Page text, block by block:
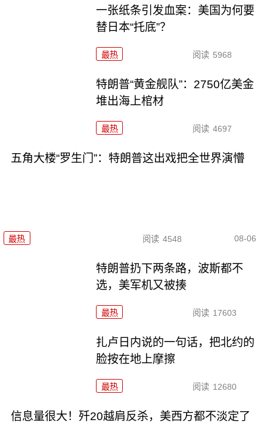
一张纸条引发血案：美国为何要
替日本“托底”？
最热 阅读 5968
特朗普“黄金舰队”：2750亿美金
堆出海上棺材
最热 阅读 4697
五角大楼“罗生门”：特朗普这出戏把全世界演懵
最热 阅读 4548 08-06
特朗普扔下两条路，波斯都不
选，美军机又被揍
最热 阅读 17603
扎卢日内说的一句话，把北约的
脸按在地上摩擦
最热 阅读 12680
信息量很大！歼20越肩反杀，美西方都不淡定了